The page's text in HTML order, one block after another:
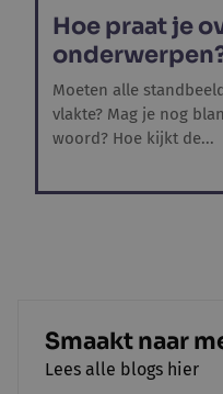
Hoe praat je
Moeten alle
vlakte? Mag je nog
woord? Hoe kijkt de...
Smaakt naar
Lees alle blogs hier